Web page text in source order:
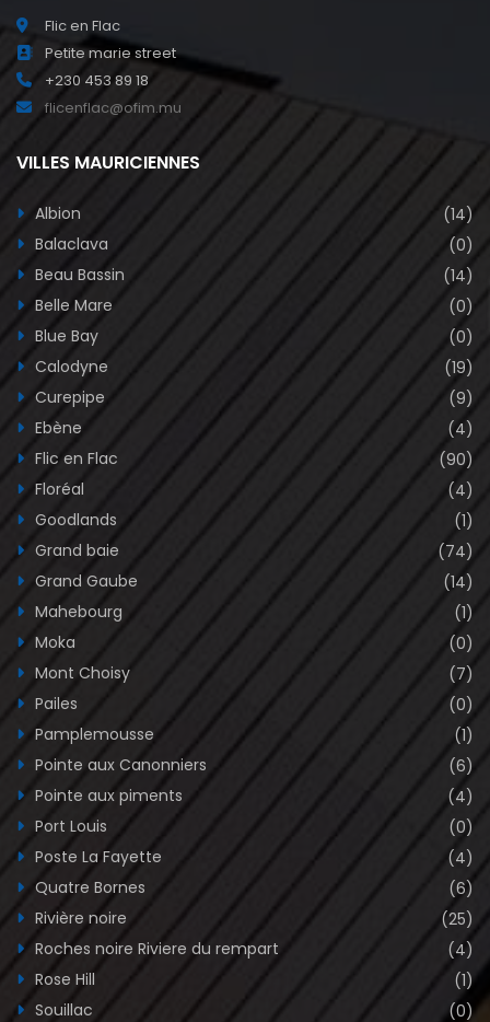
Flic en Flac
Petite marie street
+230 453 89 18
flicenflac@ofim.mu
VILLES MAURICIENNES
Albion
(14)
Balaclava
(0)
Beau Bassin
(14)
Belle Mare
(0)
Blue Bay
(0)
Calodyne
(19)
Curepipe
(9)
Ebène
(4)
Flic en Flac
(90)
Floréal
(4)
Goodlands
(1)
Grand baie
(74)
Grand Gaube
(14)
Mahebourg
(1)
Moka
(0)
Mont Choisy
(7)
Pailes
(0)
Pamplemousse
(1)
Pointe aux Canonniers
(6)
Pointe aux piments
(4)
Port Louis
(0)
Poste La Fayette
(4)
Quatre Bornes
(6)
Rivière noire
(25)
Roches noire Riviere du rempart
(4)
Rose Hill
(1)
Souillac
(0)